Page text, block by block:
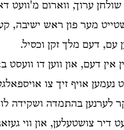
ערוך, ווארום מ'וועט
מער פון ראש ישיבה,
עם, דעם מלך זקן וכסיל.
אין דעם, און ווען דו וועסט
נעמען אויף זיך צו
לערנען בהתמדה ושקידה
דיר צושטעלען, און ווי